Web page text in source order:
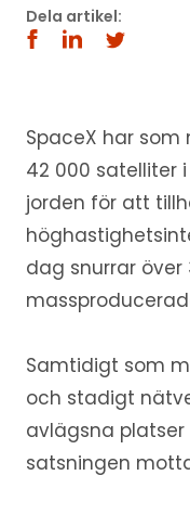
Dela artikel:
SpaceX har
42 000 satelliter
jorden för att
dag snurrar över
Samtidigt som
och stadigt
avlägsna
satsningen